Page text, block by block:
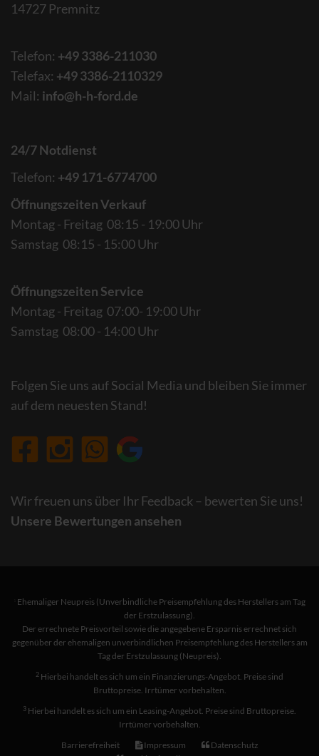
14727 Premnitz
Telefon: +49 3386-211030
Telefax: +49 3386-2110329
Mail: info@h-h-ford.de
24/7 Notdienst
Telefon: +49 171-6774700
Öffnungszeiten Verkauf
Montag - Freitag 08:15 - 19:00 Uhr
Samstag 08:15 - 15:00 Uhr
Öffnungszeiten Service
Montag - Freitag 07:00- 19:00 Uhr
Samstag 08:00 - 14:00 Uhr
Folgen Sie uns auf Social Media und bleiben Sie immer
auf dem neuesten Stand!
Wir freuen uns über Ihr Feedback – bewerten Sie uns!
Unsere Bewertungen ansehen
Ehemaliger Neupreis (Unverbindliche Preisempfehlung des Herstellers am Tag
der Erstzulassung).
Der errechnete Preisvorteil sowie die angegebene Ersparnis errechnet sich
gegenüber der ehemaligen unverbindlichen Preisempfehlung des Herstellers am
Tag der Erstzulassung (Neupreis).
2 Hierbei handelt es sich um ein Finanzierungs-Angebot. Preise sind
Bruttopreise. Irrtümer vorbehalten.
3 Hierbei handelt es sich um ein Leasing-Angebot. Preise sind Bruttopreise.
Irrtümer vorbehalten.
Barrierefreiheit
Impressum
Datenschutz